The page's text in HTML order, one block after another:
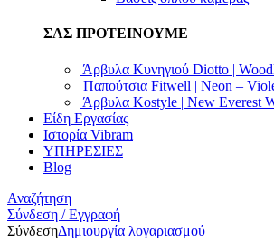
ΣΑΣ ΠΡΟΤΕΙΝΟΥΜΕ
Άρβυλα Κυνηγιού Diotto |
Παπούτσια Fitwell | Neon –
Άρβυλα Kostyle | New Everest
Είδη Εργασίας
Ιστορία Vibram
ΥΠΗΡΕΣΙΕΣ
Blog
Αναζήτηση
Σύνδεση / Εγγραφή
ΣύνδεσηΔημιουργία λογαριασμού